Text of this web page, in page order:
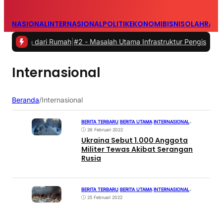
NASIONALINTERNASIONALPOLITIKEKONOMIBISNIS
dari Rumah|#2 -Masalah Utama Infrastruktur Pengisian Daya
Internasional
Beranda/Internasional
BERITA TERBARU BERITA UTAMA| INTERNASIONAL•
26 Februari 2022
Ukraina Sebut 1.000 Anggota
Militer Tewas Akibat Serangan
Rusia
BERITA TERBARU BERITA UTAMA|INTERNASIONAL•
25 Februari 2022